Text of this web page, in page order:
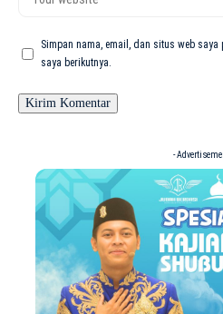
Simpan nama, email, dan situs web
saya berikutnya.
-